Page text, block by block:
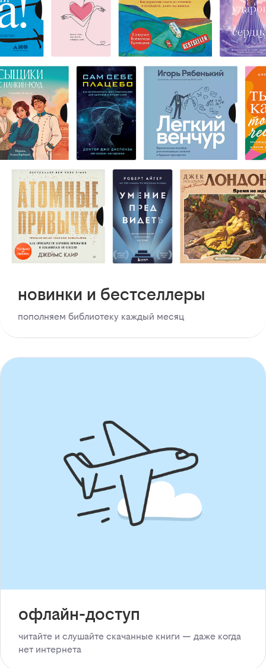
новинки и бестселлеры
пополняем библиотеку каждый месяц
офлайн-доступ
читайте и слушайте скачанные книги — даже когда
нет интернета